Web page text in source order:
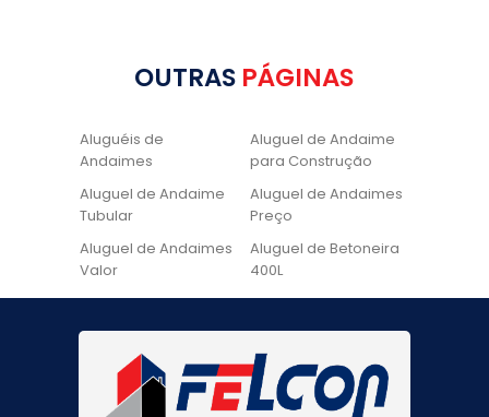
OUTRAS PÁGINAS
Aluguéis de
Andaimes
Aluguel de Andaime
para Construção
Aluguel de Andaime
Tubular
Aluguel de Andaimes
Preço
Aluguel de Andaimes
Valor
Aluguel de Betoneira
400L
Aluguel de Betoneira
Cadeira de Pintura
Locação de Andaime
Preço
Locação de Andaime
Tubular
Locação de Andaime
Locação de